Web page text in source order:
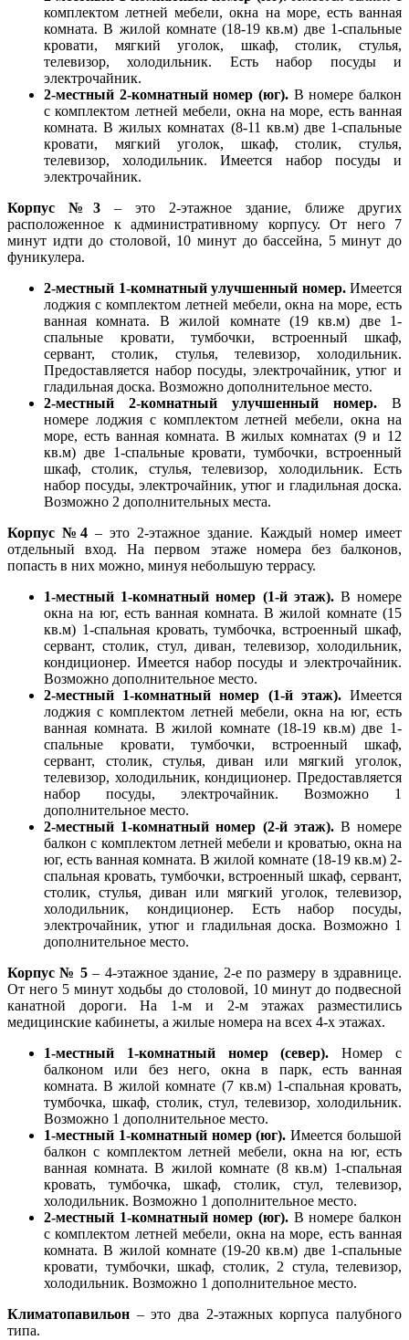
комплектом летней мебели, окна на море, есть ванная
комната. В жилой комнате (18-19 кв.м) две 1-спальные
кровати, мягкий уголок, шкаф, столик, стулья,
телевизор, холодильник. Есть набор посуды и
электрочайник.
2-местный 2-комнатный номер (юг). В номере балкон
с комплектом летней мебели, окна на море, есть ванная
комната. В жилых комнатах (8-11 кв.м) две 1-спальные
кровати, мягкий уголок, шкаф, столик, стулья,
телевизор, холодильник. Имеется набор посуды и
электрочайник.
Корпус №3 – это 2-этажное здание, ближе других
расположенное к административному корпусу. От него 7
минут идти до столовой, 10 минут до бассейна, 5 минут до
фуникулера.
2-местный 1-комнатный улучшенный номер.Имеется
лоджия с комплектом летней мебели, окна на море, есть
ванная комната. В жилой комнате (19 кв.м) две 1-
спальные кровати, тумбочки, встроенный шкаф,
сервант, столик, стулья, телевизор, холодильник.
Предоставляется набор посуды, электрочайник, утюг и
гладильная доска. Возможно дополнительное место.
2-местный 2-комнатный улучшенный номер. В
номере лоджия с комплектом летней мебели, окна на
море, есть ванная комната. В жилых комнатах (9 и 12
кв.м) две 1-спальные кровати, тумбочки, встроенный
шкаф, столик, стулья, телевизор, холодильник. Есть
набор посуды, электрочайник, утюг и гладильная доска.
Возможно 2 дополнительных места.
Корпус №4 – это 2-этажное здание. Каждый номер имеет
отдельный вход. На первом этаже номера без балконов,
попасть в них можно, минуя небольшую террасу.
1-местный 1-комнатный номер (1-й этаж). В номере
окна на юг, есть ванная комната. В жилой комнате (15
кв.м) 1-спальная кровать, тумбочка, встроенный шкаф,
сервант, столик, стул, диван, телевизор, холодильник,
кондиционер. Имеется набор посуды и электрочайник.
Возможно дополнительное место.
2-местный 1-комнатный номер (1-й этаж). Имеется
лоджия с комплектом летней мебели, окна на юг, есть
ванная комната. В жилой комнате (18-19 кв.м) две 1-
спальные кровати, тумбочки, встроенный шкаф,
сервант, столик, стулья, диван или мягкий уголок,
телевизор, холодильник, кондиционер. Предоставляется
набор посуды, электрочайник. Возможно 1
дополнительное место.
2-местный 1-комнатный номер (2-й этаж). В номере
балкон с комплектом летней мебели и кроватью, окна на
юг, есть ванная комната. В жилой комнате (18-19 кв.м) 2-
спальная кровать, тумбочки, встроенный шкаф, сервант,
столик, стулья, диван или мягкий уголок, телевизор,
холодильник, кондиционер. Есть набор посуды,
электрочайник, утюг и гладильная доска. Возможно 1
дополнительное место.
Корпус № 5 – 4-этажное здание, 2-е по размеру в здравнице.
От него 5 минут ходьбы до столовой, 10 минут до подвесной
канатной дороги. На 1-м и 2-м этажах разместились
медицинские кабинеты, а жилые номера на всех 4-х этажах.
1-местный 1-комнатный номер (север).Номер с
балконом или без него, окна в парк, есть ванная
комната. В жилой комнате (7 кв.м) 1-спальная кровать,
тумбочка, шкаф, столик, стул, телевизор, холодильник.
Возможно 1 дополнительное место.
1-местный 1-комнатный номер (юг).Имеется большой
балкон с комплектом летней мебели, окна на юг, есть
ванная комната. В жилой комнате (8 кв.м) 1-спальная
кровать, тумбочка, шкаф, столик, стул, телевизор,
холодильник. Возможно 1 дополнительное место.
2-местный 1-комнатный номер (юг). В номере балкон
с комплектом летней мебели, окна на море, есть ванная
комната. В жилой комнате (19-20 кв.м) две 1-спальные
кровати, тумбочки, шкаф, столик, 2 стула, телевизор,
холодильник. Возможно 1 дополнительное место.
Климатопавильон – это два 2-этажных корпуса палубного
типа.